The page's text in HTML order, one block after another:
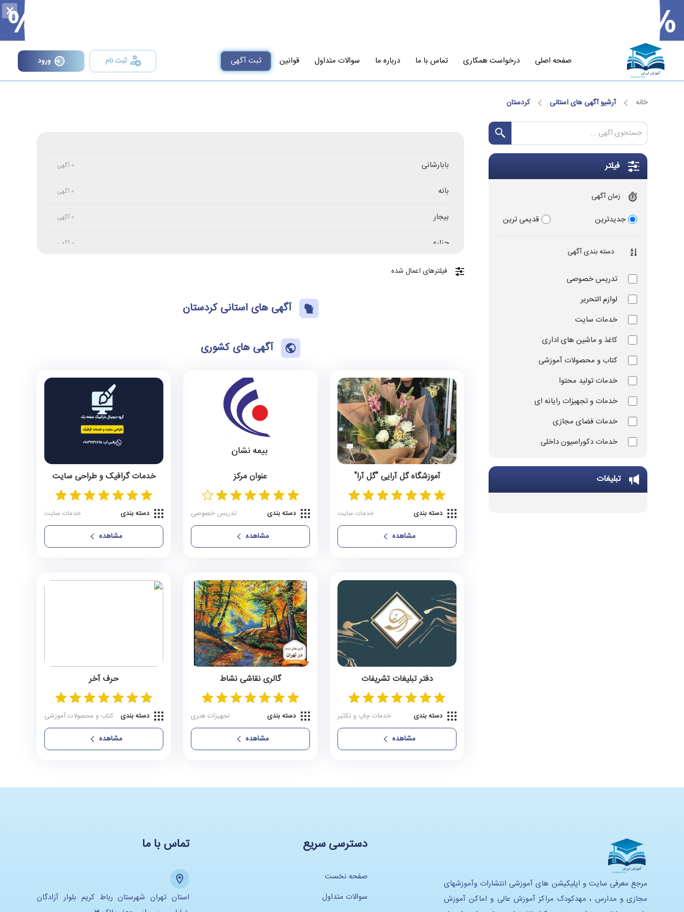
×
صفحه اصلی درخواست همکاری تماس با ما درباره ما سوالات متداول قوانین ثبت آگهی ثبت نام ورود
خانه آرشیو آگهی های استانی کردستان
فیلتر
زمان آگهی
جدیدترین قدیمی ترین
دسته بندی آگهی
تدریس خصوصی
لوازم التحریر
خدمات سایت
کاغذ و ماشین های اداری
کتاب و محصولات آموزشی
خدمات تولید محتوا
خدمات و تجهیزات رایانه ای
خدمات فضای مجازی
خدمات دکوراسیون داخلی
تجهیزات و ملزومات ورزشی
تبلیغات
بابارشانی 0 آگهی
بانه 0 آگهی
بیجار 0 آگهی
چناره 0 آگهی
دهگلان
شویشه
صاحب
قروه
مریوان 0 آگهی
فیلترهای اعمال شده
آگهی های استانی کردستان
آگهی های کشوری
آموزشگاه گل‌ آرایی "گل‌ آرا"
دسته بندی خدمات سایت
مشاهده
عنوان مرکز
دسته بندی تدریس خصوصی
مشاهده
خدمات گرافیک و طراحی سایت
دسته بندی خدمات سایت
مشاهده
دفتر تبلیغات تشریفات
دسته بندی خدمات چاپ و تکثیر
مشاهده
گالری نقاشی نشاط
دسته بندی تجهیزات هنری
مشاهده
حرف آخر
دسته بندی کتاب و محصولات آموزشی
مشاهده
مرجع معرفی سایت و اپلیکیشن های آموزشی انتشارات وآموزشهای
مجازی و مدارس ، مهدکودک مراکز آموزش عالی و اماکن آموزش
دسترسی سریع
صفحه نخست
سوالات متداول
تماس با ما
استان تهران شهرستان رباط کریم بلوار آزادگان